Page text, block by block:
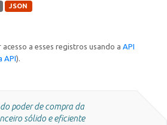
JSON
a esses registros usando a API
API).
poder de compra da
sólido e eficiente